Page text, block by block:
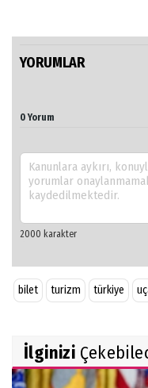
YORUMLAR
0 Yorum
bilet turizm türkiye
İlginizi